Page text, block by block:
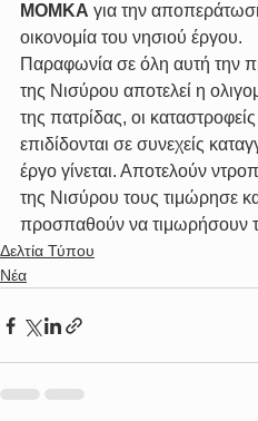
ΜΟΜΚΑ για την
οικονομία του νησιού έργου.
Παραφωνία σε όλη αυτή την
της Νισύρου αποτελεί η
της πατρίδας, οι
επιδίδονται σε συνεχείς
έργο γίνεται. Αποτελούν
της Νισύρου τους τιμώρησε
προσπαθούν να τιμωρήσουν
Δελτία Τύπου
Νέα